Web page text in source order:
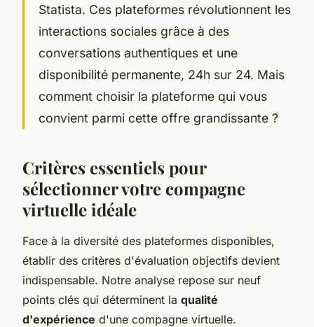
Statista. Ces plateformes révolutionnent les
interactions sociales grâce à des
conversations authentiques et une
disponibilité permanente, 24h sur 24. Mais
comment choisir la plateforme qui vous
convient parmi cette offre grandissante ?
Critères essentiels pour
sélectionner votre compagne
virtuelle idéale
Face à la diversité des plateformes disponibles,
établir des critères d'évaluation objectifs devient
indispensable. Notre analyse repose sur neuf
points clés qui déterminent la qualité
d'expérience d'une compagne virtuelle.